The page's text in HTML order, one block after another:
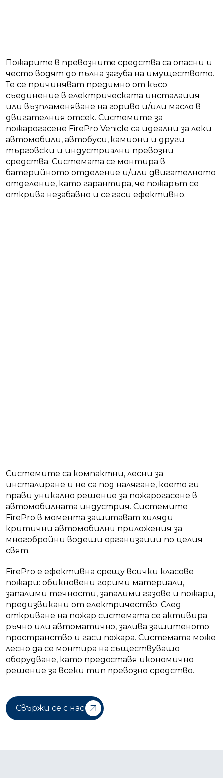
Пожарите в превозните средства са опасни и
често водят до пълна загуба на имуществото.
Те се причиняват предимно от късо
съединение в електрическата инсталация
или възпламеняване на гориво и/или масло в
двигателния отсек. Системите за
пожарогасене FirePro Vehicle са идеални за леки
автомобили, автобуси, камиони и други
търговски и индустриални превозни
средства. Системата се монтира в
батерийното отделение и/или двигателното
отделение, като гарантира, че пожарът се
открива незабавно и се гаси ефективно.
Системите са компактни, лесни за
инсталиране и не са под налягане, което ги
прави уникално решение за пожарогасене в
автомобилната индустрия. Системите
FirePro в момента защитават хиляди
критични автомобилни приложения за
многобройни водещи организации по целия
свят.
FirePro е ефективна срещу всички класове
пожари: обикновени горими материали,
запалими течности, запалими газове и пожари,
предизвикани от електричество. След
откриване на пожар системата се активира
ръчно или автоматично, залива защитеното
пространство и гаси пожара. Системата може
лесно да се монтира на съществуващо
оборудване, като предоставя икономично
решение за всеки тип превозно средство.
Свържи се с нас